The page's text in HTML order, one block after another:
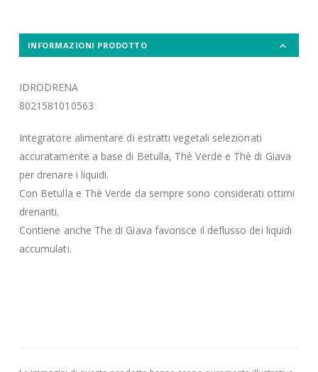
INFORMAZIONI PRODOTTO
IDRODRENA
8021581010563
Integratore alimentare di estratti vegetali selezionati
accuratamente a base di Betulla, Thè Verde e Thè di Giava
per drenare i liquidi.
Con Betulla e Thè Verde da sempre sono considerati ottimi
drenanti.
Contiene anche The di Giava favorisce il deflusso dei liquidi
accumulati.